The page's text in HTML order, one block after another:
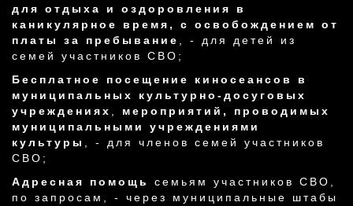
для отдыха и оздоровления в
каникулярное время, с освобождением от
платы за пребывание
, - для детей из
семей участников СВО;
Бесплатное посещение киносеансов в
муниципальных культурно-досуговых
учреждениях
мероприятий, проводимых
муниципальными учреждениями
культуры
, - для членов семей участников
СВО;
Адресная помощь
семьям участников СВО,
по запросам, - через муниципальные штабы